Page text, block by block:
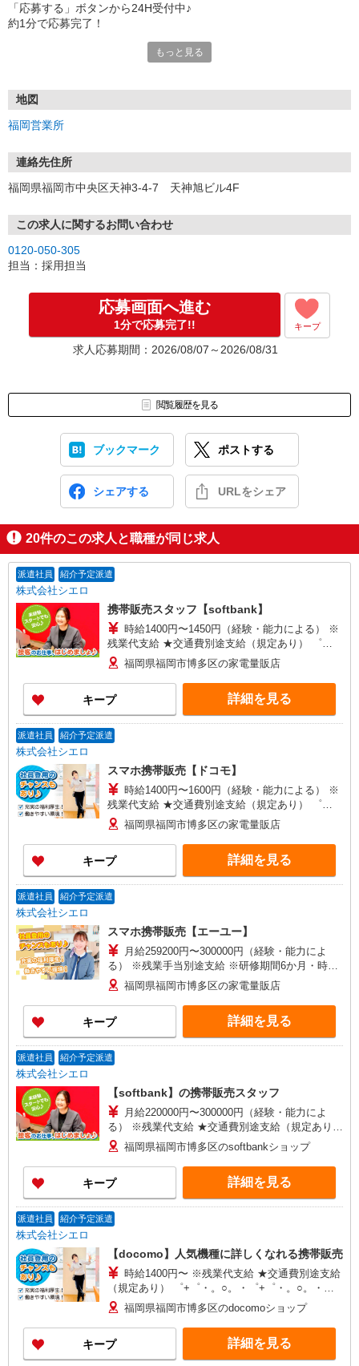
「応募する」ボタンから24H受付中♪
約1分で応募完了！
①応募から3営業日を目安に、メールorお電話でご連絡します。
★スマホでWEB面接（LINEなど）・出張面接・事務所面接と選べま
す
③面接実施（履歴書不要）
※ご希望があれば、職場見学の調整もOKです！
お気軽にご応募ください♪
もっと見る
地図
福岡営業所
連絡先住所
福岡県福岡市中央区天神3-4-7 天神旭ビル4F
この求人に関するお問い合わせ
0120-050-305
担当：採用担当
応募画面へ進む
1分で応募完了!! キープ
求人応募期間：2026/08/07～2026/08/31
閲覧履歴を見る
ブックマーク ポストする
シェアする URLをシェア
20件のこの求人と職種が同じ求人
派遣社員 紹介予定派遣
株式会社シエロ
携帯販売スタッフ【softbank】
時給1400円〜1450円（経験・能力による） ※
残業代支給 ★交通費別途支給（規定あり） ゜
+゜・。○。・゜+゜・。○。・゜+゜ 入社祝い金10
万円支給(規定有) お友達を紹介頂くと, インセンテ
ィブ支給(規定有) ★月2回払い・週払い可能（規程
有）★ ゜・。○。・゜+゜・。○。・゜+゜
福岡県福岡市博多区の家電量販店
キープ 詳細を見る
派遣社員 紹介予定派遣
株式会社シエロ
スマホ携帯販売【ドコモ】
時給1400円〜1600円（経験・能力による） ※
残業代支給 ★交通費別途支給（規定あり） ゜
+゜・。○。・゜+゜・。○。・゜+゜ 入社祝い金10
万円支給(規定有) お友達を紹介頂くと, インセンテ
ィブ支給(規定有) ★月2回払い・週払い可能（規程
有）★ ゜・。○。・゜+゜・。○。・゜+゜
福岡県福岡市博多区の家電量販店
キープ 詳細を見る
派遣社員 紹介予定派遣
株式会社シエロ
スマホ携帯販売【エーユー】
月給259200円〜300000円（経験・能力によ
る） ※残業手当別途支給 ※研修期間6か月・時給
1500円〜 ★交通費別途支給（規定あり） ゜
+゜・。○。・゜+゜・。○。・゜+゜ 入社祝い金10
万円支給(規定有) お友達を紹介頂くと, インセンテ
ィブ支給(規定有) ゜・。○。・゜+゜・。○。・゜
+゜
福岡県福岡市博多区の家電量販店
キープ 詳細を見る
派遣社員 紹介予定派遣
株式会社シエロ
【softbank】の携帯販売スタッフ
月給220000円〜300000円（経験・能力によ
る） ※残業代支給 ★交通費別途支給（規定あり）
゜+゜・。○。・゜+゜・。○。・゜+゜ 入社祝い金
10万円支給(規定有) お友達を紹介頂くと, インセン
ティブ支給(規定有) ゜・。○。・゜+゜・。
○。・゜+゜
福岡県福岡市博多区のsoftbankショップ
キープ 詳細を見る
派遣社員 紹介予定派遣
株式会社シエロ
【docomo】人気機種に詳しくなれる携帯販売
時給1400円〜 ※残業代支給 ★交通費別途支給
（規定あり） ゜+゜・。○。・゜+゜・。○。・゜
+゜ 入社祝い金10万円支給(規定有) お友達を紹介
頂くと, インセンティブ支給(規定有) ★月2回払
い・週払い可能（規程有）★ ゜・。○。・゜
+゜・。○。・゜+゜
福岡県福岡市博多区のdocomoショップ
キープ 詳細を見る